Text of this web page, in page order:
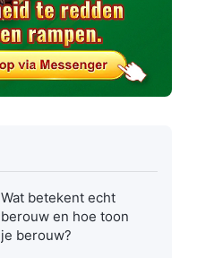
Wat betekent echt
berouw en hoe toon
je berouw?